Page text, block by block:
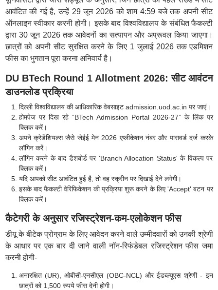
आवंटित की गई है, उन्हें 29 जून 2026 को शाम 4:59 बजे तक अपनी सीट
ऑनलाइन स्वीकार करनी होगी। इसके बाद विश्वविद्यालय के संबंधित फैकल्टी
द्वारा 30 जून 2026 तक आवेदनों का सत्यापन और अप्रूवल किया जाएगा।
छात्रों को अपनी सीट सुरक्षित करने के लिए 1 जुलाई 2026 तक एडमिशन
फीस का भुगतान पूरा करना अनिवार्य है।
DU BTech Round 1 Allotment 2026: सीट आवंटन
डाउनलोड प्रक्रिया
दिल्ली विश्वविद्यालय की आधिकारिक वेबसाइट admission.uod.ac.in पर जाएं।
होमपेज पर दिख रहे “BTech Admission Portal 2026-27” के लिंक पर
क्लिक करें।
अपने क्रेडेंशियल्स जैसे जेईई मेन 2026 एप्लीकेशन नंबर और पासवर्ड दर्ज करके
लॉगिन करें।
लॉगिन करने के बाद डैशबोर्ड पर 'Branch Allocation Status' के विकल्प पर
क्लिक करें।
यदि आपको सीट आवंटित हुई है, तो वह स्क्रीन पर दिखाई देने लगेगी।
इसके बाद फैकल्टी वेरिफिकेशन की प्रक्रिया शुरू करने के लिए 'Accept' बटन पर
क्लिक करें।
कैटेगरी के अनुसार रजिस्ट्रेशन-कम-एलोकेशन फीस
डीयू के बीटेक प्रोग्राम के लिए आवेदन करने वाले उम्मीदवारों को उनकी श्रेणी
के आधार पर एक बार दी जाने वाली नॉन-रिफंडेबल रजिस्ट्रेशन फीस जमा
करनी होगी-
अनारक्षित (UR), ओबीसी-एनसीएल (OBC-NCL) और ईडब्ल्यूएस श्रेणी - इन
छात्रों को 1,500 रुपये फीस देनी होगी।